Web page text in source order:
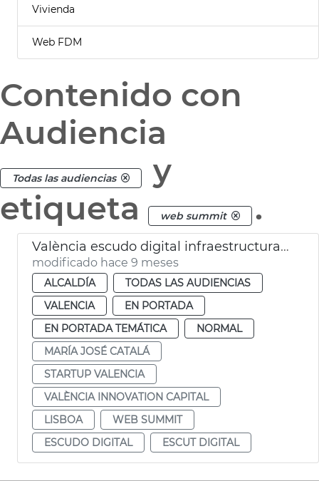
Vivienda
Web FDM
Contenido con
Audiencia
Todas las audiencias
y
etiqueta
web summit .
València escudo digital infraestructuras críticas
modificado hace 9 meses
ALCALDÍA
TODAS LAS AUDIENCIAS
VALENCIA
EN PORTADA
EN PORTADA TEMÁTICA
NORMAL
MARÍA JOSÉ CATALÁ
STARTUP VALENCIA
VALÈNCIA INNOVATION CAPITAL
LISBOA
WEB SUMMIT
ESCUDO DIGITAL
ESCUT DIGITAL